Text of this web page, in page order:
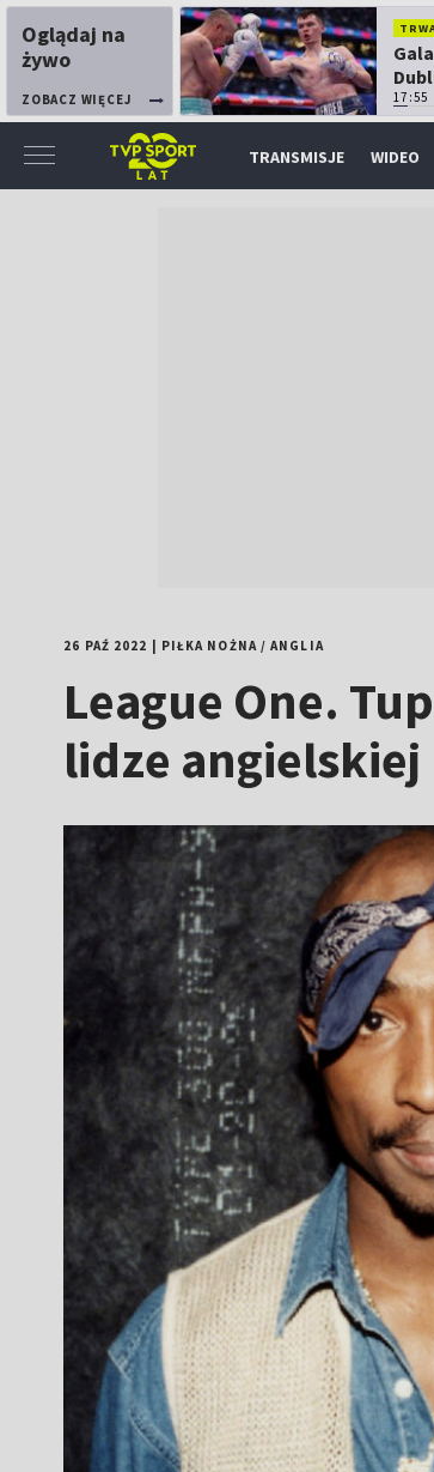
Oglądaj na
żywo
ZOBACZ WIĘCEJ 17:55
TRANSMISJE WIDEO
26 PAŹ 2022 PIŁKA NOŻNA/ANGLIA
League One.
lidze angielskiej